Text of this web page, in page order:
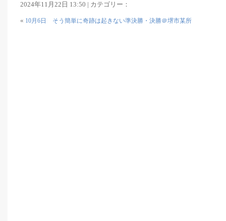
2024年11月22日 13:50 | カテゴリー：
« 10月6日 そう簡単に奇跡は起きない準決勝・決勝＠堺市某所